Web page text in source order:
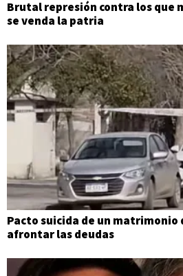
Brutal represión contra los que
se venda la patria
Pacto suicida de un matrimonio
afrontar las deudas